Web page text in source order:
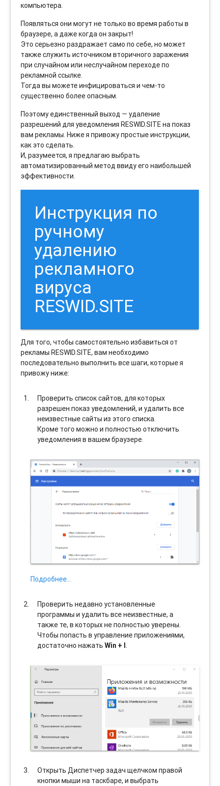
компьютера.
Появляться они могут не только во время работы в
браузере, а даже когда он закрыт!
Это серьезно раздражает само по себе, но может
также служить источником вторичного заражения
при случайном или неслучайном переходе по
рекламной ссылке.
Тогда вы можете инфицироваться и чем-то
существенно более опасным.
Поэтому единственный выход — удаление
разрешений для уведомления RESWID.SITE на показ
вам рекламы. Ниже я привожу простые инструкции,
как это сделать.
И, разумеется, я предлагаю выбрать
автоматизированный метод ввиду его наибольшей
эффективности.
Инструкция по
ручному
удалению
рекламного
вируса
RESWID.SITE
Для того, чтобы самостоятельно избавиться от
рекламы RESWID.SITE, вам необходимо
последовательно выполнить все шаги, которые я
привожу ниже:
Проверить список сайтов, для которых
разрешен показ уведомлений, и удалить все
неизвестные сайты из этого списка.
Кроме того можно и полностью отключить
уведомления в вашем браузере.
Подробнее…
Проверить недавно установленные
программы и удалить все неизвестные, а
также те, в которых не полностью уверены.
Чтобы попасть в управление приложениями,
достаточно нажатьWin + I.
Открыть Диспетчер задач щелчком правой
кнопки мыши на таскбаре, и выбрать